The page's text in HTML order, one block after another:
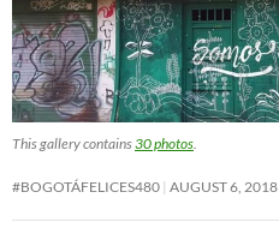
This gallery contains30 photos.
#BOGOTÁFELICES480 AUGUST 6, 2018